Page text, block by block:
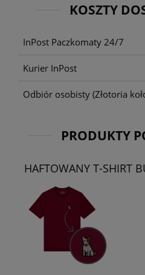
KOSZTY
InPost Paczkomaty 24/7
Kurier InPost
Odbiór osobisty (Złotoria
PRODUKTY
HAFTOWANY T-SHIRT